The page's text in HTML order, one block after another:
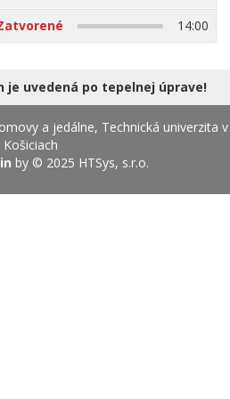
17.08.2026
14:00
je uvedená po tepelnej úprave!
a jedálne, Technická univerzita v
Košiciach
by © 2025 HTSys, s.r.o.